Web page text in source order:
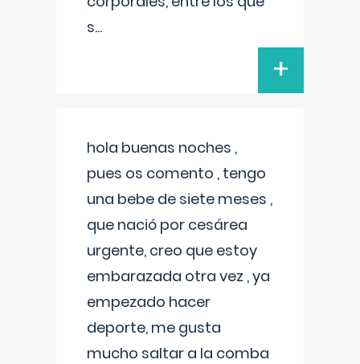
s...
+
hola buenas noches ,
pues os comento , tengo
una bebe de siete meses ,
que nació por cesárea
urgente, creo que estoy
embarazada otra vez , ya
empezado hacer
deporte, me gusta
mucho saltar a la comba